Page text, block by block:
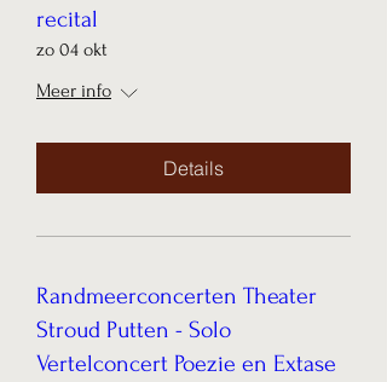
recital
zo 04 okt
Meer info
Details
Randmeerconcerten Theater
Stroud Putten - Solo
Vertelconcert Poezie en Extase